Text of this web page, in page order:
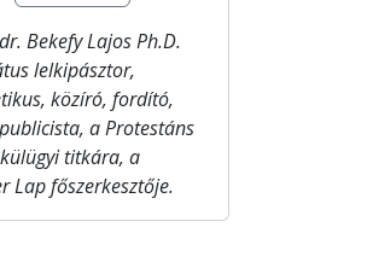
Bekefy​ Lajos Ph.D.
lelkipásztor,
közíró, fordító,
a Protestáns
titkára, a
Lap főszerkesztője.